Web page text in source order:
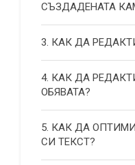
СЪЗДАДЕНАТА
3. КАК ДА
4. КАК ДА
ОБЯВАТА?
5. КАК ДА
СИ ТЕКСТ?